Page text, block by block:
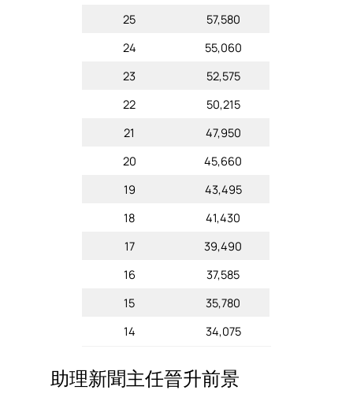
25
57,580
24
55,060
23
52,575
22
50,215
21
47,950
20
45,660
19
43,495
18
41,430
17
39,490
16
37,585
15
35,780
14
34,075
助理新聞主任晉升前景